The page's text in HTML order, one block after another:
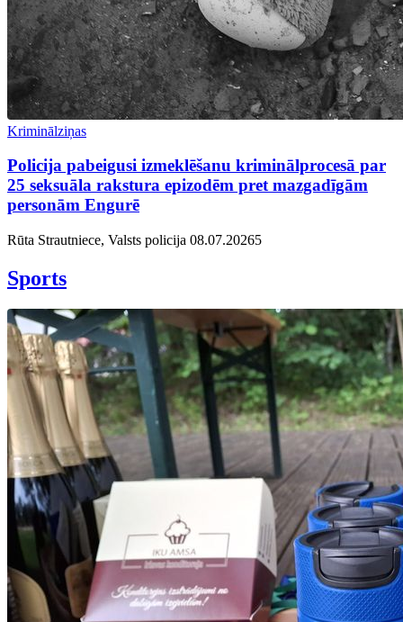
Kriminālziņas
Policija pabeigusi izmeklēšanu kriminālprocesā par
25 seksuāla rakstura epizodēm pret mazgadīgām
personām Engurē
Rūta Strautniece, Valsts policija 08.07.20265
Sports